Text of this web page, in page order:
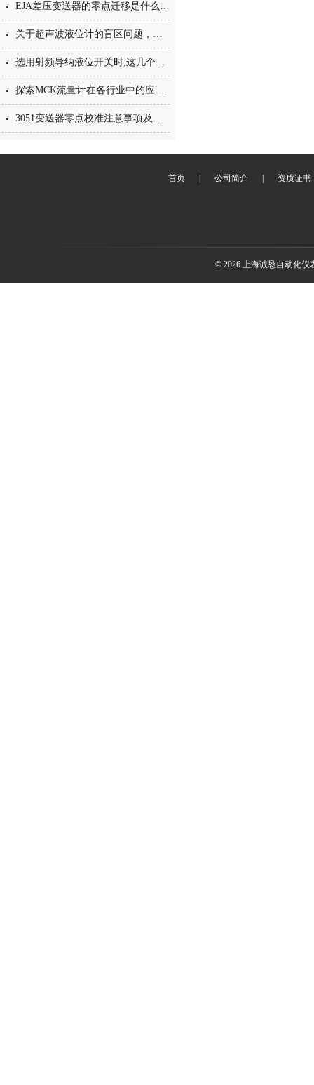
EJA差压变送器的零点迁移是什么,如何确定零点迁移?
关于超声波液位计的盲区问题，您了解多少呢
选用射频导纳液位开关时,这几个方面您注意了吗？
探索MCK流量计在各行业中的应用与重要性
3051变送器零点校准注意事项及技巧分享
首页 公司简介 资质证书
© 2026 上海诚恳自动化仪